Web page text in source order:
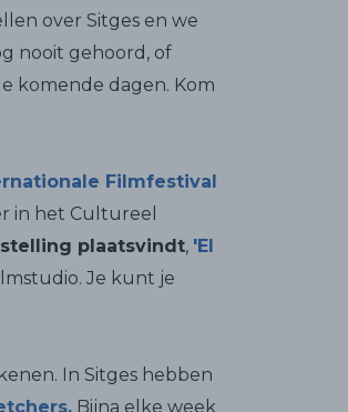
over Sitges en we
nooit gehoord, of
komende dagen. Kom
Filmfestival
in het Cultureel
plaatsvindt, 'El
Je kunt je
In Sitges hebben
Bijna elke week